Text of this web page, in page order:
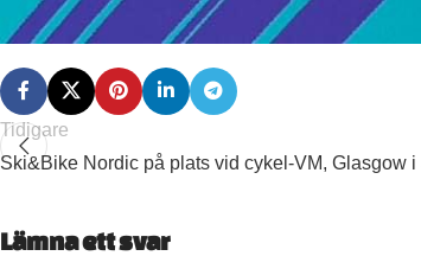
Tidigare
Ski&Bike Nordic på plats vid cykel-VM, Glasgow i
Lämna ett svar